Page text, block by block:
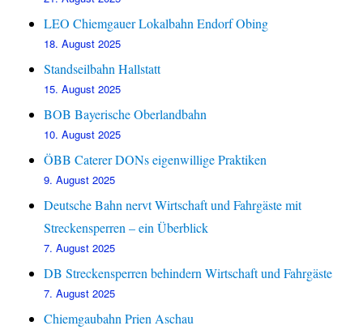
LEO Chiemgauer Lokalbahn Endorf Obing
18. August 2025
Standseilbahn Hallstatt
15. August 2025
BOB Bayerische Oberlandbahn
10. August 2025
ÖBB Caterer DONs eigenwillige Praktiken
9. August 2025
Deutsche Bahn nervt Wirtschaft und Fahrgäste mit
Streckensperren – ein Überblick
7. August 2025
DB Streckensperren behindern Wirtschaft und Fahrgäste
7. August 2025
Chiemgaubahn Prien Aschau